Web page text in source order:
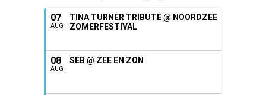
07
AUG
TINA TURNER TRIBUTE @ NOORDZEE
ZOMERFESTIVAL
08
AUG
SEB @ ZEE EN ZON